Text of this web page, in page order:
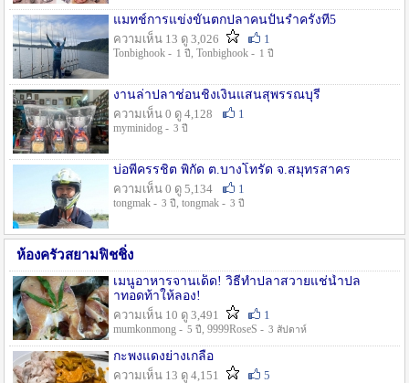
แมทช์การแข่งขั้นตกปลาคนปั้นรำครั้งที่5
ความเห็น 13 ดู 3,026
1
Tonbighook - 1 ปี , Tonbighook - 1 ปี
งานล่าปลาช่อนชิงเงินแสนสุพรรณบุรี
ความเห็น 0 ดู 4,128
1
myminidog - 3 ปี
บ่อพี่ครรชิต พิกัด ต.บางโทรัด จ.สมุทรสาคร
ความเห็น 0 ดู 5,134
1
tongmak - 3 ปี , tongmak - 3 ปี
ห้องครัวสยามฟิชชิ่ง
เมนูอาหารจานเด็ด! วิธีทำปลาสวายแช่น้ำปล
าทอดท้าให้ลอง!
ความเห็น 10 ดู 3,491
1
mumkonmong - 5 ปี , 9999RoseS - 3 สัปดาห์
กะพงแดงย่างเกลือ
ความเห็น 13 ดู 4,151
5